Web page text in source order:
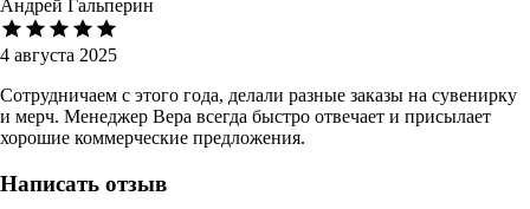
Андрей Гальперин
4 августа 2025
Сотрудничаем с этого года, делали разные заказы на сувенирку
и мерч. Менеджер Вера всегда быстро отвечает и присылает
хорошие коммерческие предложения.
Написать отзыв